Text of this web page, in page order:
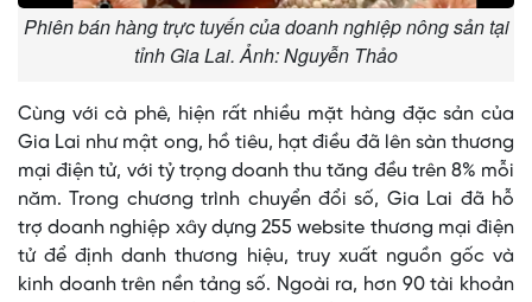
Phiên bán hàng trực tuyến của doanh nghiệp nông sản tại
tỉnh Gia Lai. Ảnh: Nguyễn Thảo
Cùng với cà phê, hiện rất nhiều mặt hàng đặc sản của
Gia Lai như mật ong, hồ tiêu, hạt điều đã lên sàn thương
mại điện tử, với tỷ trọng doanh thu tăng đều trên 8% mỗi
năm. Trong chương trình chuyển đổi số, Gia Lai đã hỗ
trợ doanh nghiệp xây dựng 255 website thương mại điện
tử để định danh thương hiệu, truy xuất nguồn gốc và
kinh doanh trên nền tảng số. Ngoài ra, hơn 90 tài khoản